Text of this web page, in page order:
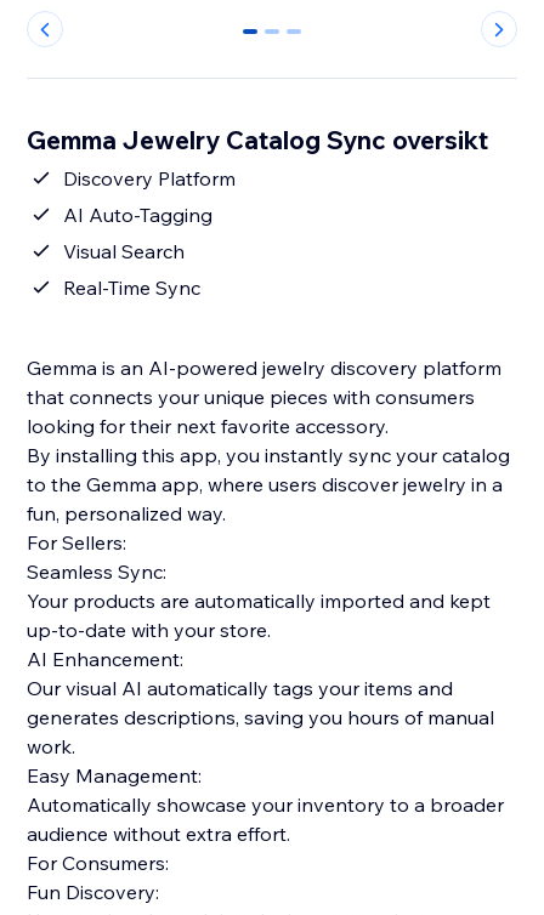
0 1 2
Gemma Jewelry Catalog Sync oversikt
Discovery Platform
AI Auto-Tagging
Visual Search
Real-Time Sync
Gemma is an AI-powered jewelry discovery platform
that connects your unique pieces with consumers
looking for their next favorite accessory.
By installing this app, you instantly sync your catalog
to the Gemma app, where users discover jewelry in a
fun, personalized way.
For Sellers:
Seamless Sync:
Your products are automatically imported and kept
up-to-date with your store.
AI Enhancement:
Our visual AI automatically tags your items and
generates descriptions, saving you hours of manual
work.
Easy Management:
Automatically showcase your inventory to a broader
audience without extra effort.
For Consumers:
Fun Discovery: